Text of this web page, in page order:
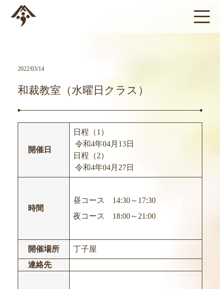
2022/03/14
和裁教室（水曜日クラス）
開催日
日程（1）
令和4年04月13日
日程（2）
令和4年04月27日
時間
昼コース 14:30～17:30
夜コース 18:00～21:00
開催場所
丁子屋
連絡先